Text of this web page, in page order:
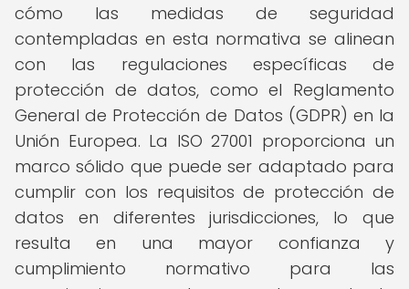
cómo las medidas de seguridad
contempladas en esta normativa se alinean
con las regulaciones específicas de
protección de datos, como el Reglamento
General de Protección de Datos (GDPR) en la
Unión Europea. La ISO 27001 proporciona un
marco sólido que puede ser adaptado para
cumplir con los requisitos de protección de
datos en diferentes jurisdicciones, lo que
resulta en una mayor confianza y
cumplimiento normativo para las